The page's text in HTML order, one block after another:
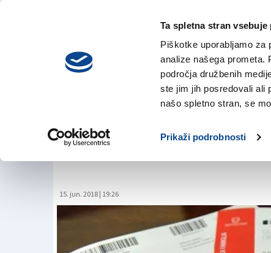
Ta spletna stran vsebuje
Piškotke uporabljamo za
analize našega prometa.
področja družbenih
ste jim jih posredovali ali
našo spletno stran, se
Prikaži podrobnosti
četrtek,
6. avgusta 2026
Oktobra nov
15. jun. 2018 | 19:26